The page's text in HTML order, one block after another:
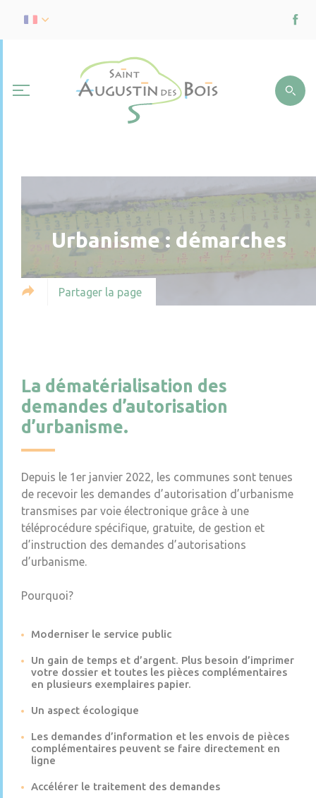
Urbanisme : démarches
Partager la page
La dématérialisation des
demandes d’autorisation
d’urbanisme.
Depuis le 1er janvier 2022, les communes sont tenues
de recevoir les demandes d’autorisation d’urbanisme
transmises par voie électronique grâce à une
téléprocédure spécifique, gratuite, de gestion et
d’instruction des demandes d’autorisations
d’urbanisme.
Pourquoi?
Moderniser le service public
Un gain de temps et d’argent. Plus besoin d’imprimer
votre dossier et toutes les pièces complémentaires
en plusieurs exemplaires papier.
Un aspect écologique
Les demandes d’information et les envois de pièces
complémentaires peuvent se faire directement en
ligne
Accélérer le traitement des demandes